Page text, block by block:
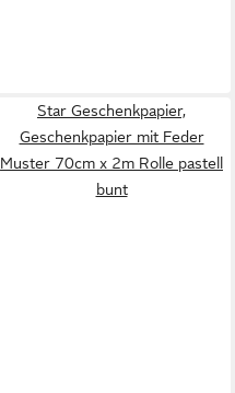
Star Geschenkpapier,
Geschenkpapier mit Feder
Muster 70cm x 2m Rolle pastell
bunt